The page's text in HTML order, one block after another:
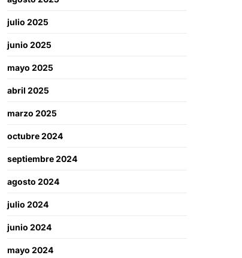
julio 2025
junio 2025
mayo 2025
abril 2025
marzo 2025
octubre 2024
septiembre 2024
agosto 2024
julio 2024
junio 2024
mayo 2024